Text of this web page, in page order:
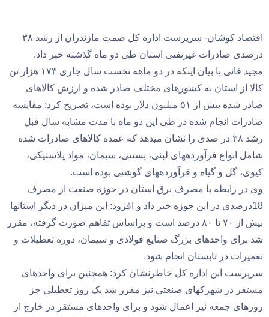
اقتصاد کوشان- سرپرست اداره کل صمت مازندران از رشد ۳۸
درصدی صادرات غیرنفتی استان طی دو ماه گذشته خبر داد.
مجید فانی با بیان اینکه در دو ماهه نخست سال جاری ۱۷۳ هزار تن
کالا از استان به کشورهای مختلف صادر شده و ارزش کالاهای
صادر شده بیش از ۵۱ میلیون دلار بوده است، تصریح کرد: مقایسه
صادرات انجام شده در طی این دو ماه با مدت مشابه سال قبل
رشد ۳۸ در صدی را نشان میدهد که عمده کالاهای صادرات شده
شامل انواع فرآوردههای لبنی، بستنی، سیمان، مواد پلاستیکی،
کیوی، گل و گیاه و فرآوردههای گوشتی بوده است.
وی در رابطه با مصرف برق استان در حوزه صنعت از مصرف
18درصدی در این حوزه خبر داد و افزود: این میزان در دیگر استانها
بیش از ۷۰ تا ۸۰ درصد است و براساس تفاهم صورت گرفته، مقرر
شد برای واحدهای بزرگ صنایع فولادی و سیمان، دوره تعطیلات و
تعمیرات در تابستان انجام شود.
سرپرست این اداره کل خاطرنشان کرد: همچنین برای واحدهای
مستقر در شهرکهای صنعتی نیز مقرر شد یک روز تعطیلی جز
روزهای جمعه نیز اعمال شود و برای واحدهای مستقر در خارج از